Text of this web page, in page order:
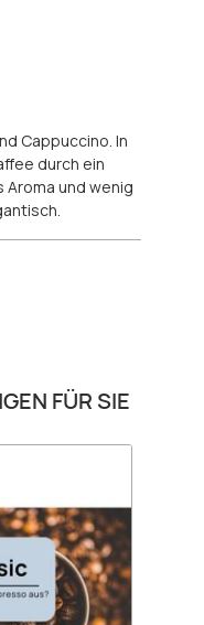
Cappuccino. In
durch ein
und wenig
FÜR SIE